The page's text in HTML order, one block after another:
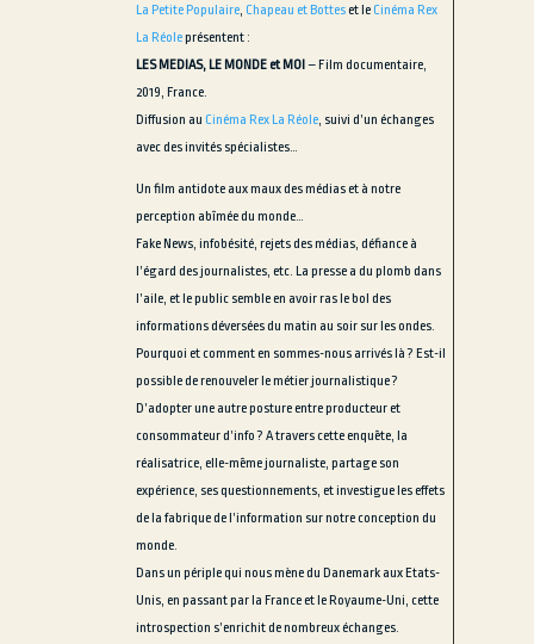
La Petite Populaire, Chapeau et Botteset le Cinéma Rex
La Réoleprésentent :
LES MEDIAS, LE MONDE et MOI– Film documentaire,
2019, France.
Diffusion au Cinéma Rex La Réole, suivi d’un échanges
avec des invités spécialistes…
Un film antidote aux maux des médias et à notre
perception abîmée du monde…
Fake News, infobésité, rejets des médias, défiance à
l’égard des journalistes, etc. La presse a du plomb dans
l’aile, et le public semble en avoir ras le bol des
informations déversées du matin au soir sur les ondes.
Pourquoi et comment en sommes-nous arrivés là ? Est-il
possible de renouveler le métier journalistique ?
D’adopter une autre posture entre producteur et
consommateur d’info ? A travers cette enquête, la
réalisatrice, elle-même journaliste, partage son
expérience, ses questionnements, et investigue les effets
de la fabrique de l’information sur notre conception du
monde.
Dans un périple qui nous mène du Danemark aux Etats-
Unis, en passant par la France et le Royaume-Uni, cette
introspection s’enrichit de nombreux échanges.